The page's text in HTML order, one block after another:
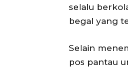
selalu
begal yang
Selain
pos pantau